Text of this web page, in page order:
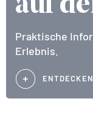
auf
Praktische
Erlebnis.